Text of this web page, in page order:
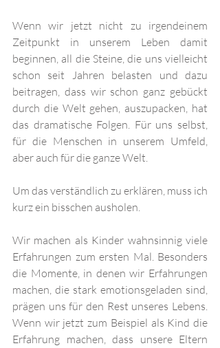
Wenn wir jetzt nicht zu irgendeinem
Zeitpunkt in unserem Leben damit
beginnen, all die Steine, die uns vielleicht
schon seit Jahren belasten und dazu
beitragen, dass wir schon ganz gebückt
durch die Welt gehen, auszupacken, hat
das dramatische Folgen. Für uns selbst,
für die Menschen in unserem Umfeld,
aber auch für die ganze Welt.
Um das verständlich zu erklären, muss ich
kurz ein bisschen ausholen.
Wir machen als Kinder wahnsinnig viele
Erfahrungen zum ersten Mal. Besonders
die Momente, in denen wir Erfahrungen
machen, die stark emotionsgeladen sind,
prägen uns für den Rest unseres Lebens.
Wenn wir jetzt zum Beispiel als Kind die
Erfahrung machen, dass unsere Eltern